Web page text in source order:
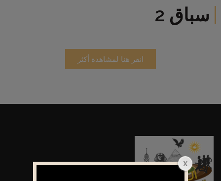
سباق 2
انقر هنا لمشاهدة أكثر